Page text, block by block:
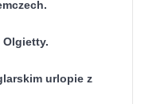
Olgietty.
urlopie z